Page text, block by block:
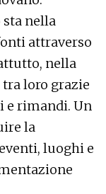
nella
attraverso
nella
loro grazie
e rimandi. Un
la
luoghi e